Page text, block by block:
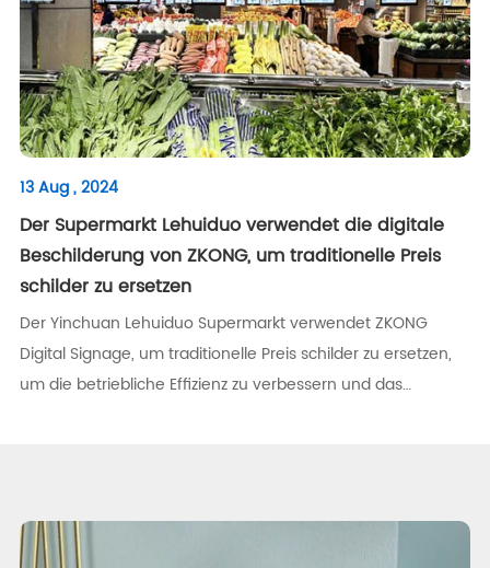
13 Aug , 2024
Der Supermarkt Lehuiduo verwendet die digitale
Beschilderung von ZKONG, um traditionelle Preis
schilder zu ersetzen
Der Yinchuan Lehuiduo Supermarkt verwendet ZKONG
Digital Signage, um traditionelle Preis schilder zu ersetzen,
um die betriebliche Effizienz zu verbessern und das